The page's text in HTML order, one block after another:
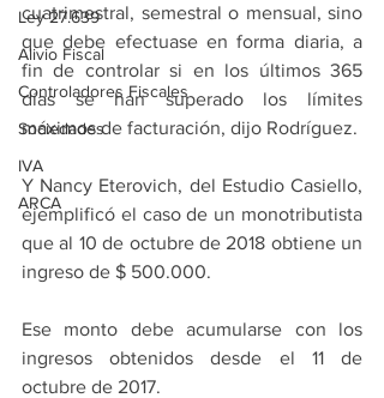
Ley 27.639
Alivio Fiscal
Controladores Fiscales
Sociedades
IVA
ARCA
cuatrimestral, semestral o mensual, sino
que debe efectuase en forma diaria, a
fin de controlar si en los últimos 365
días se han superado los límites
máximos de facturación, dijo Rodríguez.
Y Nancy Eterovich, del Estudio Casiello,
ejemplificó el caso de un monotributista
que al 10 de octubre de 2018 obtiene un
ingreso de $ 500.000.
Ese monto debe acumularse con los
ingresos obtenidos desde el 11 de
octubre de 2017.